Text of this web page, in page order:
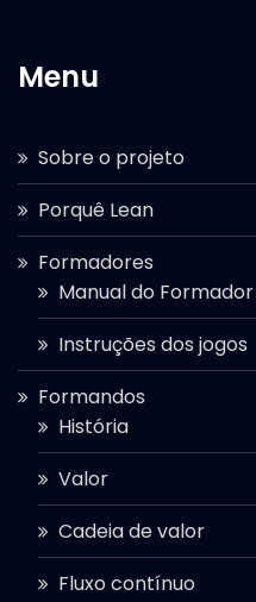
Menu
Sobre o projeto
Porquê Lean
Formadores
Manual do Formador
Instruções dos jogos
Formandos
História
Valor
Cadeia de valor
Fluxo contínuo